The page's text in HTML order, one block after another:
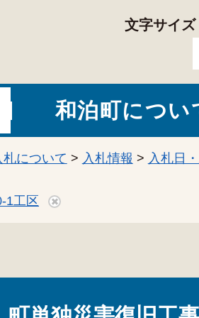
文字サイ
和泊町につい
札について > 入札情報 > 入札日
1工区